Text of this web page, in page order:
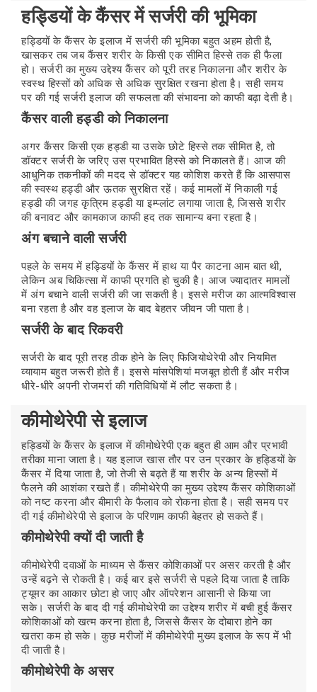
हड्डियों के कैंसर में सर्जरी की भूमिका
हड्डियों के कैंसर के इलाज में सर्जरी की भूमिका बहुत अहम होती है,
खासकर तब जब कैंसर शरीर के किसी एक सीमित हिस्से तक ही फैला
हो। सर्जरी का मुख्य उद्देश्य कैंसर को पूरी तरह निकालना और शरीर के
स्वस्थ हिस्सों को अधिक से अधिक सुरक्षित रखना होता है। सही समय
पर की गई सर्जरी इलाज की सफलता की संभावना को काफी बढ़ा देती है।
कैंसर वाली हड्डी को निकालना
अगर कैंसर किसी एक हड्डी या उसके छोटे हिस्से तक सीमित है, तो
डॉक्टर सर्जरी के जरिए उस प्रभावित हिस्से को निकालते हैं। आज की
आधुनिक तकनीकों की मदद से डॉक्टर यह कोशिश करते हैं कि आसपास
की स्वस्थ हड्डी और ऊतक सुरक्षित रहें। कई मामलों में निकाली गई
हड्डी की जगह कृत्रिम हड्डी या इम्प्लांट लगाया जाता है, जिससे शरीर
की बनावट और कामकाज काफी हद तक सामान्य बना रहता है।
अंग बचाने वाली सर्जरी
पहले के समय में हड्डियों के कैंसर में हाथ या पैर काटना आम बात थी,
लेकिन अब चिकित्सा में काफी प्रगति हो चुकी है। आज ज्यादातर मामलों
में अंग बचाने वाली सर्जरी की जा सकती है। इससे मरीज का आत्मविश्वास
बना रहता है और वह इलाज के बाद बेहतर जीवन जी पाता है।
सर्जरी के बाद रिकवरी
सर्जरी के बाद पूरी तरह ठीक होने के लिए फिजियोथेरेपी और नियमित
व्यायाम बहुत जरूरी होते हैं। इससे मांसपेशियां मजबूत होती हैं और मरीज
धीरे-धीरे अपनी रोजमर्रा की गतिविधियों में लौट सकता है।
कीमोथेरेपी से इलाज
हड्डियों के कैंसर के इलाज में कीमोथेरेपी एक बहुत ही आम और प्रभावी
तरीका माना जाता है। यह इलाज खास तौर पर उन प्रकार के हड्डियों के
कैंसर में दिया जाता है, जो तेजी से बढ़ते हैं या शरीर के अन्य हिस्सों में
फैलने की आशंका रखते हैं। कीमोथेरेपी का मुख्य उद्देश्य कैंसर कोशिकाओं
को नष्ट करना और बीमारी के फैलाव को रोकना होता है। सही समय पर
दी गई कीमोथेरेपी से इलाज के परिणाम काफी बेहतर हो सकते हैं।
कीमोथेरेपी क्यों दी जाती है
कीमोथेरेपी दवाओं के माध्यम से कैंसर कोशिकाओं पर असर करती है और
उन्हें बढ़ने से रोकती है। कई बार इसे सर्जरी से पहले दिया जाता है ताकि
ट्यूमर का आकार छोटा हो जाए और ऑपरेशन आसानी से किया जा
सके। सर्जरी के बाद दी गई कीमोथेरेपी का उद्देश्य शरीर में बची हुई कैंसर
कोशिकाओं को खत्म करना होता है, जिससे कैंसर के दोबारा होने का
खतरा कम हो सके। कुछ मरीजों में कीमोथेरेपी मुख्य इलाज के रूप में भी
दी जाती है।
कीमोथेरेपी के असर